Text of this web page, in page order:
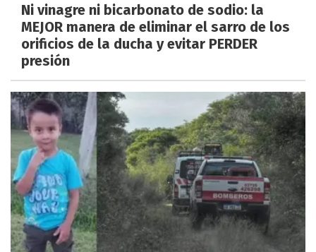
Ni vinagre ni bicarbonato de sodio: la
MEJOR manera de eliminar el sarro de los
orificios de la ducha y evitar PERDER
presión